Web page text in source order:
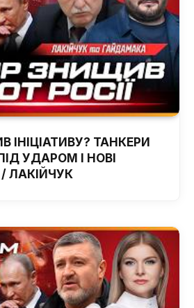
ІНІЦІАТИВУ? ТАНКЕРИ
УДАРОМ І НОВІ
ЛАКІЙЧУК